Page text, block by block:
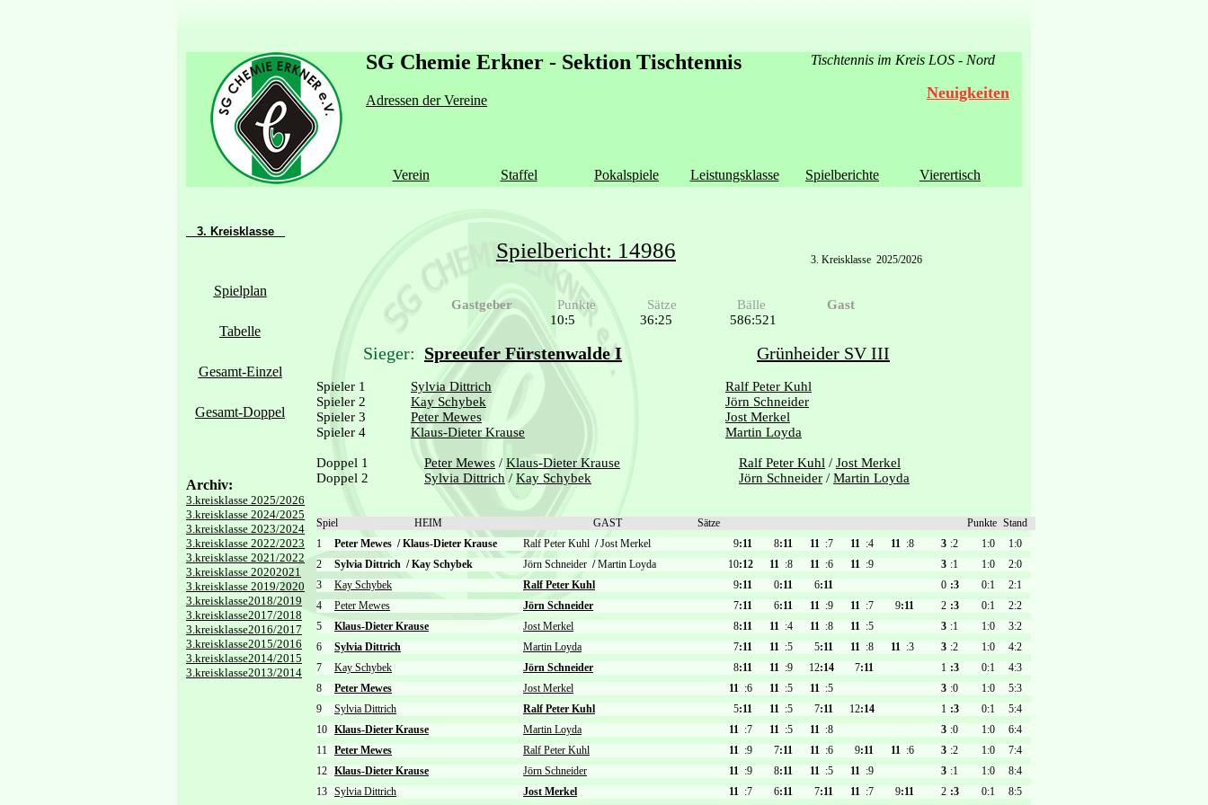
Tischtennis im Kreis LOS - Nord
SG Chemie Erkner - Sektion Tischtennis
Adressen der Vereine
Verein Staffel Pokalspiele Leistungsklasse Spielberichte Vierertisch
Neuigkeiten
3. Kreisklasse
Spielplan
Tabelle
Gesamt-Einzel
Gesamt-Doppel
Archiv:
3.kreisklasse 2025/2026
3.kreisklasse 2024/2025
3.kreisklasse 2023/2024
3.kreisklasse 2022/2023
3.kreisklasse 2021/2022
3.kreisklasse 20202021
3.kreisklasse 2019/2020
3.kreisklasse2018/2019
3.kreisklasse2017/2018
3.kreisklasse2016/2017
3.kreisklasse2015/2016
3.kreisklasse2014/2015
3.kreisklasse2013/2014
Spielbericht: 14986 3. Kreisklasse 2025/2026
Gastgeber Punkte Sätze Bälle
Gast
10:5
36:25 586:521
Sieger: Spreeufer Fürstenwalde I Grünheider SV III
Spieler 1 Sylvia Dittrich
Ralf Peter Kuhl
Spieler 2
Kay Schybek
Jörn Schneider
Spieler 3
Peter Mewes
Jost Merkel
Spieler 4
Klaus-Dieter Krause Martin Loyda
Doppel 1 Peter Mewes / Klaus-Dieter Krause Ralf Peter Kuhl / Jost Merkel
Doppel 2
Sylvia Dittrich / Kay Schybek Jörn Schneider / Martin Loyda
Spiel HEIM GAST Sätze Punkte Stand
1
Peter Mewes /Klaus-Dieter Krause Ralf Peter Kuhl /Jost Merkel 9:11 8:11 11 :7 11 :4 11 :8 3 :2 1:0
1:0
2
Sylvia Dittrich /Kay Schybek Jörn Schneider /Martin Loyda 10:12 11 :8 11 :6 11 :9 3 :1 1:0
2:0
3
Kay Schybek Ralf Peter Kuhl 9:11 0:11 6:11 0 :3 0:1
2:1
4
Peter Mewes Jörn Schneider 7:11 6:11 11 :9 11 :7 9:11 2 :3 0:1
2:2
5
Klaus-Dieter Krause Jost Merkel 8:11 11 :4 11 :8 11 :5 3 :1 1:0
3:2
6
Sylvia Dittrich Martin Loyda 7:11 11 :5 5:11 11 :8 11 :3 3 :2 1:0
4:2
7
Kay Schybek Jörn Schneider 8:11 11 :9 12:14 7:11 1 :3 0:1
4:3
8
Peter Mewes Jost Merkel 11 :6 11 :5 11 :5 3 :0 1:0
5:3
9
Sylvia Dittrich Ralf Peter Kuhl 5:11 11 :5 7:11 12:14 1 :3 0:1
5:4
10 Klaus-Dieter Krause Martin Loyda 11 :7 11 :5 11 :8 3 :0 1:0
6:4
11 Peter Mewes Ralf Peter Kuhl 11 :9 7:11 11 :6 9:11 11 :6 3 :2 1:0
7:4
12 Klaus-Dieter Krause Jörn Schneider 11 :9 8:11 11 :5 11 :9 3 :1 1:0
8:4
13 Sylvia Dittrich Jost Merkel 11 :7 6:11 7:11 11 :7 9:11 2 :3 0:1 8:5